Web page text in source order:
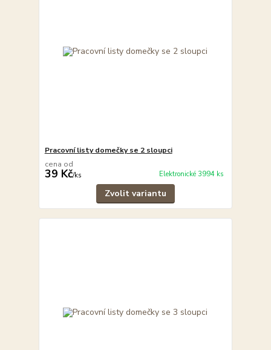
Pracovní listy domečky se 2 sloupci
cena od
39 Kč/ks Elektronické 3994 ks
Zvolit variantu